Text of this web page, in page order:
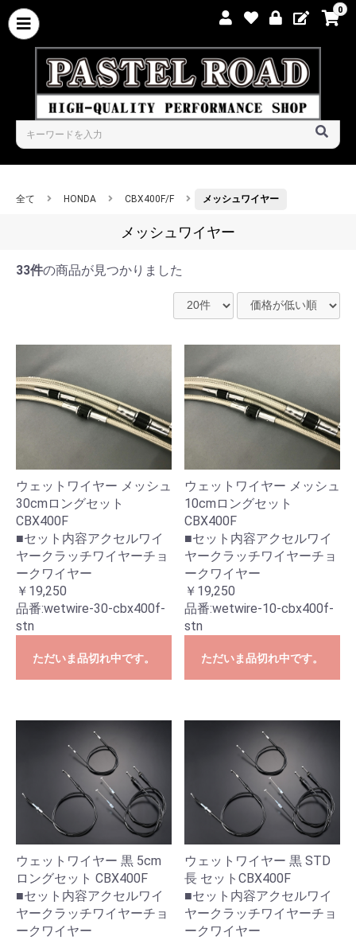
0
全て HONDA CBX400F/F メッシュワイヤー
メッシュワイヤー
33件の商品が見つかりました
ウェットワイヤー メッシュ
30cmロングセット
CBX400F
■セット内容アクセルワイ
ヤークラッチワイヤーチョ
ークワイヤー
￥19,250
品番:wetwire-30-cbx400f-
stn
ただいま品切れ中です。
ウェットワイヤー メッシュ
10cmロングセット
CBX400F
■セット内容アクセルワイ
ヤークラッチワイヤーチョ
ークワイヤー
￥19,250
品番:wetwire-10-cbx400f-
stn
ただいま品切れ中です。
ウェットワイヤー 黒 5cm
ロングセット CBX400F
■セット内容アクセルワイ
ヤークラッチワイヤーチョ
ークワイヤー
ウェットワイヤー 黒 STD
長 セットCBX400F
■セット内容アクセルワイ
ヤークラッチワイヤーチョ
ークワイヤー